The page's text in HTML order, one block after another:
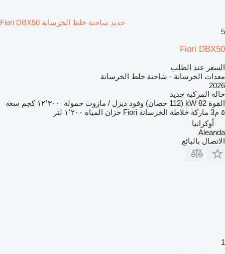
جديد شاحنة خلط الخرسانة Fiori DBX50
5
Fiori DBX50
السعر عند الطلب
معدات الخرسانة - شاحنة خلط الخرسانة
2026
حالة المركبة جديد
القوة 82 kW (112 حصان) وقود ديزل / مازوت حمولة ١٢٬٣٠٠ كجم
سعة
٥ م3
ماركة خلاطة الخرسانة Fiori خزان المياه ١٬٢٠٠ لتر
أوكرانيا
Aleanda
الاتصال بالبائع
1